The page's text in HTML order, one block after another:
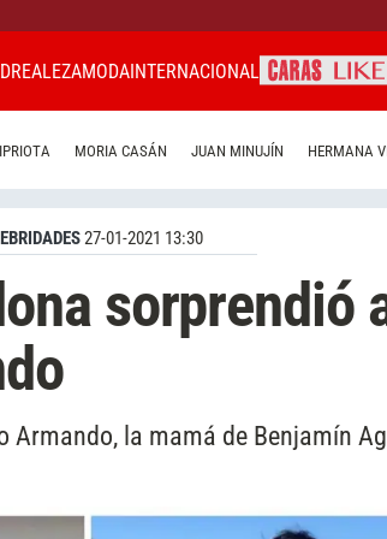
REALEZAMODAINTERNACIONAL
MORIA CASÁN JUAN MINUJÍN HERMANA
27-01-2021 13:30
sorprendió
Armando, la mamá de Benjamín